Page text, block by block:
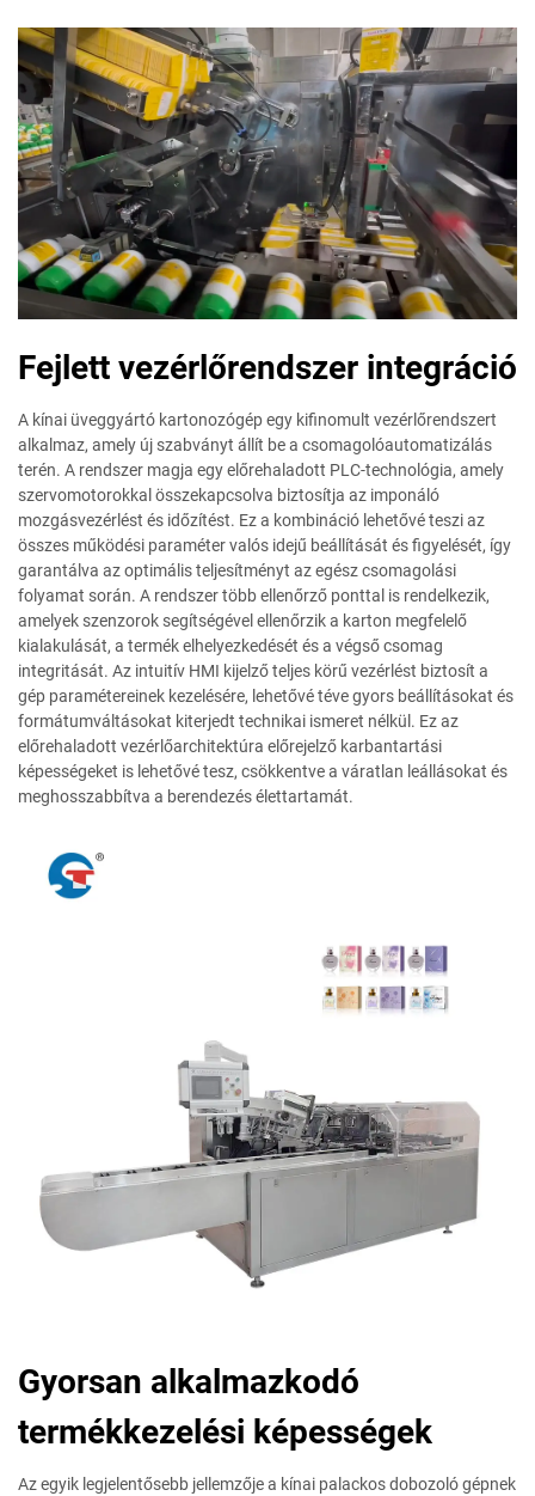
Fejlett vezérlőrendszer integráció
A kínai üveggyártó kartonozógép egy kifinomult vezérlőrendszert
alkalmaz, amely új szabványt állít be a csomagolóautomatizálás
terén. A rendszer magja egy előrehaladott PLC-technológia, amely
szervomotorokkal összekapcsolva biztosítja az imponáló
mozgásvezérlést és időzítést. Ez a kombináció lehetővé teszi az
összes működési paraméter valós idejű beállítását és figyelését, így
garantálva az optimális teljesítményt az egész csomagolási
folyamat során. A rendszer több ellenőrző ponttal is rendelkezik,
amelyek szenzorok segítségével ellenőrzik a karton megfelelő
kialakulását, a termék elhelyezkedését és a végső csomag
integritását. Az intuitív HMI kijelző teljes körű vezérlést biztosít a
gép paramétereinek kezelésére, lehetővé téve gyors beállításokat és
formátumváltásokat kiterjedt technikai ismeret nélkül. Ez az
előrehaladott vezérlőarchitektúra előrejelző karbantartási
képességeket is lehetővé tesz, csökkentve a váratlan leállásokat és
meghosszabbítva a berendezés élettartamát.
Gyorsan alkalmazkodó
termékkezelési képességek
Az egyik legjelentősebb jellemzője a kínai palackos dobozoló gépnek